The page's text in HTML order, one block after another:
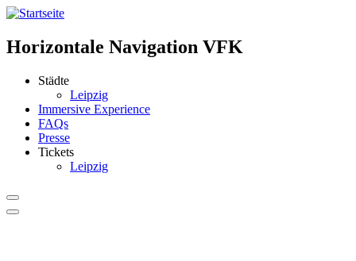
Horizontale Navigation VFK
Städte
Leipzig
Immersive Experience
FAQs
Presse
Tickets
Leipzig